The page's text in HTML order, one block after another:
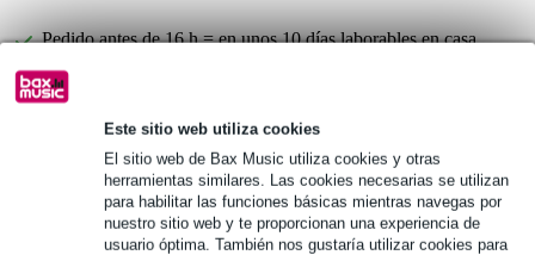
Este sitio web utiliza cookies
El sitio web de Bax Music utiliza cookies y otras
herramientas similares. Las cookies necesarias se utilizan
para habilitar las funciones básicas mientras navegas por
nuestro sitio web y te proporcionan una experiencia de
usuario óptima. También nos gustaría utilizar cookies para
Pedido antes de 16 h = en unos 10 días laborables en casa
Más de 48.000 artículos en stock
Información del producto
Placa ciega 3HE